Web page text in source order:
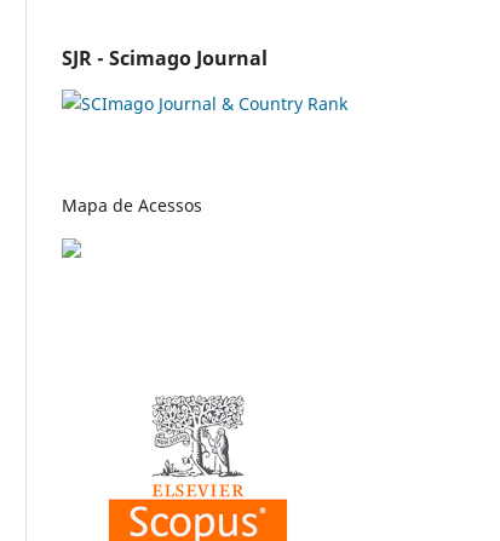
SJR - Scimago Journal
Mapa de Acessos